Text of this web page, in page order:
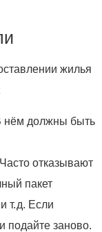
жилья
нём должны быть
Часто отказывают
пакет
т. д. Если
подайте заново.